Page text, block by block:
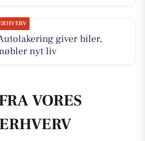
giver biler,
nyt liv
VORES